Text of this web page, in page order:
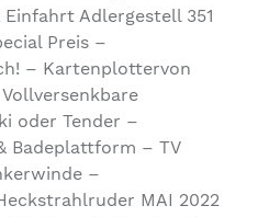
Adlergestell 351
Preis –
– Kartenplottervon
oder Tender –
Badeplattform – TV
–
MAI 2022